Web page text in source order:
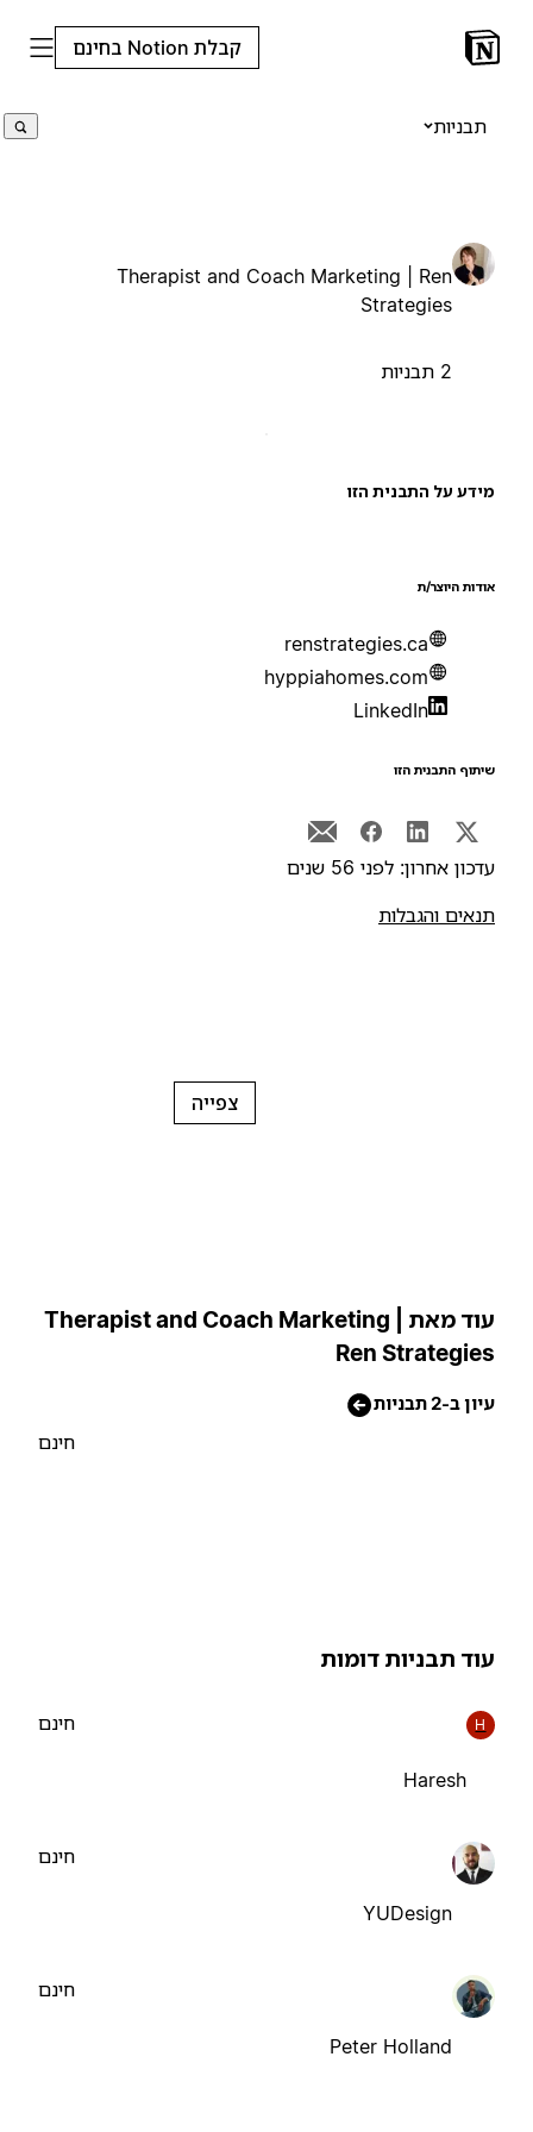
קבלת Notion בחינם
תבניות
Therapist and Coach Marketing | Ren
Strategies
על התבנית הזו
היוצר/ת
renstrategies.ca
hyppiahomes.com
LinkedIn
התבנית הזו
אחרון: לפני 56 שנים
והגבלות
צפייה
עוד מאת Therapist and Coach Marketing |
Ren
ב-2 תבניות
תבניות דומות
Haresh
YUDesign
Peter Holland